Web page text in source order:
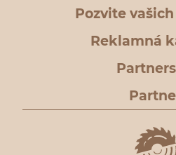
Pozvite
Reklamná